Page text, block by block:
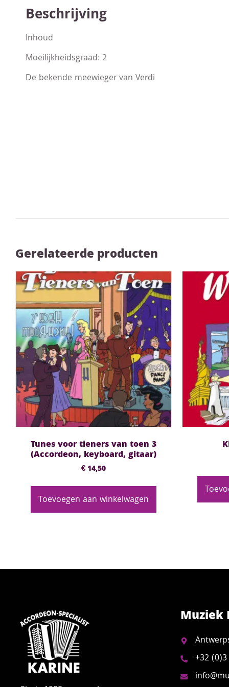
Beschrijving
Inhoud
Moeilijkheidsgraad: 2
De bekende meewieger van Verdi
Gerelateerde producten
Tunes voor tieners van toen 3
(Accordeon, keyboard, gitaar)
€14,50
Toevoegen aan winkelwagen
Muziek
+32